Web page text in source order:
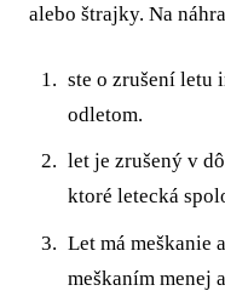
alebo štrajky. Na
ste o zrušení letu
odletom.
let je zrušený v
ktoré letecká
Let má meškanie
meškaním menej